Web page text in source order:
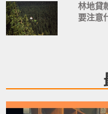
林地貸
要注意